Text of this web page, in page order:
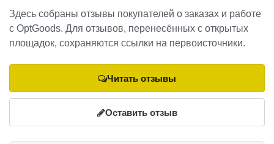
Здесь собраны отзывы покупателей о заказах и работе
с OptGoods. Для отзывов, перенесённых с открытых
площадок, сохраняются ссылки на первоисточники.
Читать отзывы
Оставить отзыв